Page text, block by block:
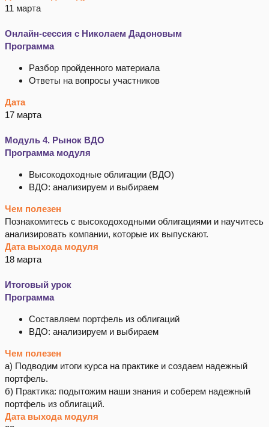
11 марта
Онлайн-сессия с Николаем Дадоновым
Программа
Разбор пройденного материала
Ответы на вопросы участников
Дата
17 марта
Модуль 4. Рынок ВДО
Программа модуля
Высокодоходные облигации (ВДО)
ВДО: анализируем и выбираем
Чем полезен
Познакомитесь с высокодоходными облигациями и научитесь
анализировать компании, которые их выпускают.
Дата выхода модуля
18 марта
Итоговый урок
Программа
Составляем портфель из облигаций
ВДО: анализируем и выбираем
Чем полезен
а) Подводим итоги курса на практике и создаем надежный
портфель.
б) Практика: подытожим наши знания и соберем надежный
портфель из облигаций.
Дата выхода модуля